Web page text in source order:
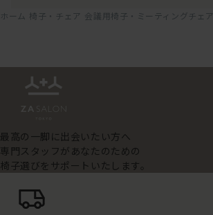
ホーム 椅子・チェア 会議用椅子・ミーティングチェア
最高の一脚に出会いたい方へ
専門スタッフがあなたのための
椅子選びをサポートいたします。